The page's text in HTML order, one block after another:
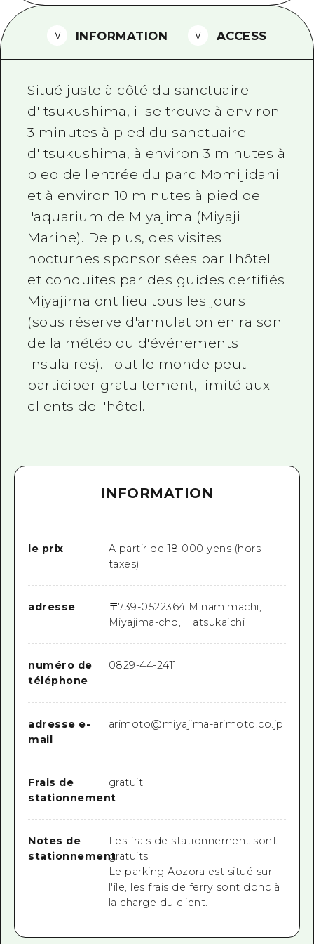
Téléchargement de Photos
Informations sur le transport en
Brochure touristique
INFORMATION ACCESS
Situé juste à côté du sanctuaire
d'Itsukushima, il se trouve à environ
3 minutes à pied du sanctuaire
d'Itsukushima, à environ 3 minutes à
pied de l'entrée du parc Momijidani
et à environ 10 minutes à pied de
l'aquarium de Miyajima (Miyaji
Marine). De plus, des visites
nocturnes sponsorisées par l'hôtel
et conduites par des guides certifiés
Miyajima ont lieu tous les jours
(sous réserve d'annulation en raison
de la météo ou d'événements
insulaires). Tout le monde peut
participer gratuitement, limité aux
clients de l'hôtel.
INFORMATION
le prix
A partir de 18 000 yens (hors
taxes)
adresse 〒739-0522364 Minamimachi,
Miyajima-cho, Hatsukaichi
numéro de
téléphone
0829-44-2411
adresse e-
mail
arimoto@miyajima-arimoto.co.jp
Frais de
stationnement
gratuit
Notes de
stationnement
Les frais de stationnement sont
gratuits
Le parking Aozora est situé sur
l'île, les frais de ferry sont donc à
la charge du client.